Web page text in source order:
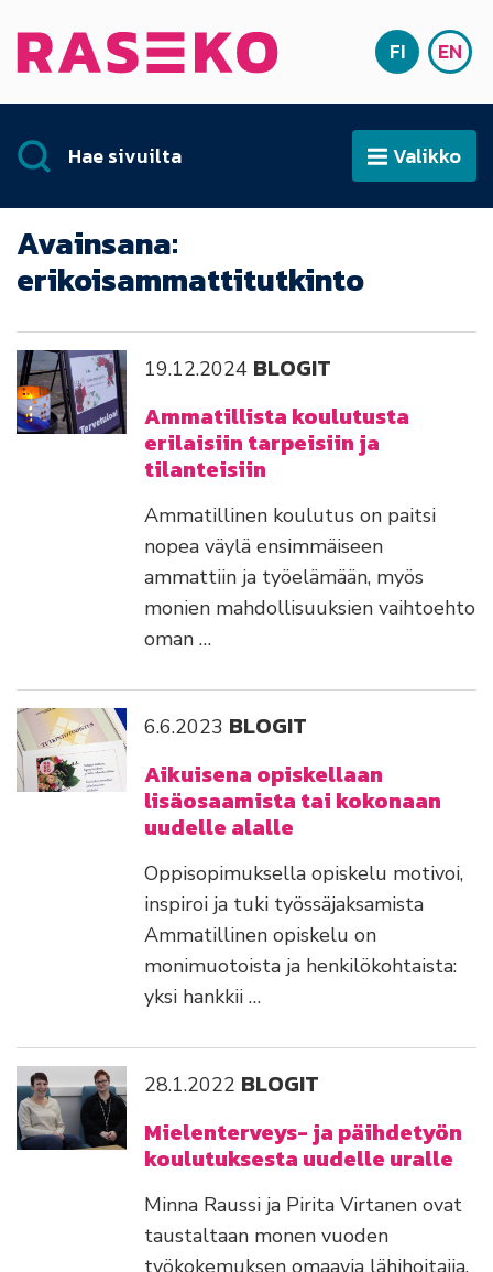
Etusivu SUOMI
FI EN
Hae sivuilta AvaaValikko
Avainsana:
erikoisammattitutkinto
19.12.2024 BLOGIT
Ammatillista koulutusta
erilaisiin tarpeisiin ja
tilanteisiin
Ammatillinen koulutus on paitsi
nopea väylä ensimmäiseen
ammattiin ja työelämään, myös
monien mahdollisuuksien vaihtoehto
oman …
6.6.2023 BLOGIT
Aikuisena opiskellaan
lisäosaamista tai kokonaan
uudelle alalle
Oppisopimuksella opiskelu motivoi,
inspiroi ja tuki työssäjaksamista
Ammatillinen opiskelu on
monimuotoista ja henkilökohtaista:
yksi hankkii …
28.1.2022 BLOGIT
Mielenterveys- ja päihdetyön
koulutuksesta uudelle uralle
Minna Raussi ja Pirita Virtanen ovat
taustaltaan monen vuoden
työkokemuksen omaavia lähihoitajia.